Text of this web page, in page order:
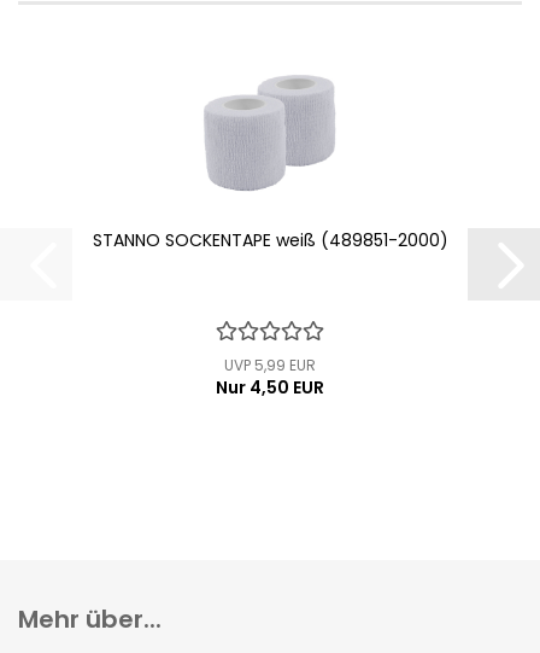
STANNO SOCKENTAPE weiß (489851-2000)
UVP 5,99 EUR
Nur 4,50 EUR
Mehr über...